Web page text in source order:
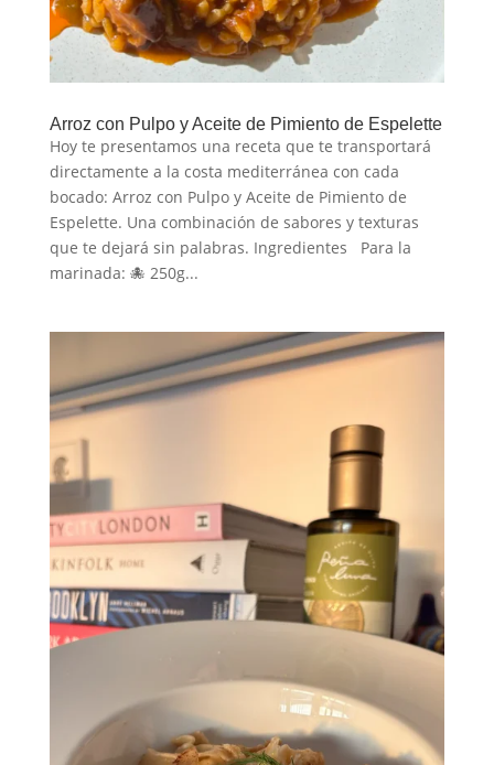
Arroz con Pulpo y Aceite de Pimiento de Espelette
Hoy te presentamos una receta que te transportará
directamente a la costa mediterránea con cada
bocado: Arroz con Pulpo y Aceite de Pimiento de
Espelette. Una combinación de sabores y texturas
que te dejará sin palabras. Ingredientes Para la
marinada: 🐙 250g...